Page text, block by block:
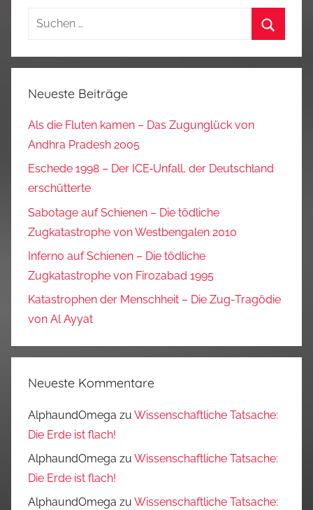
Suchen
Neueste Beiträge
Als die Fluten kamen – Das Zugunglück von
Andhra Pradesh 2005
Eschede 1998 – Der ICE‑Unfall, der Deutschland
erschütterte
Sabotage auf Schienen – Die tödliche
Zugkatastrophe von Westbengalen 2010
Inferno auf Schienen – Die tödliche
Zugkatastrophe von Firozabad 1995
Katastrophen der Menschheit – Die Zug-Tragödie
von Al Ayyat
Neueste Kommentare
AlphaundOmega zu Wissenschaftliche Tatsache:
Die Erde ist flach!
AlphaundOmega zu Wissenschaftliche Tatsache:
Die Erde ist flach!
AlphaundOmega zu Wissenschaftliche Tatsache: